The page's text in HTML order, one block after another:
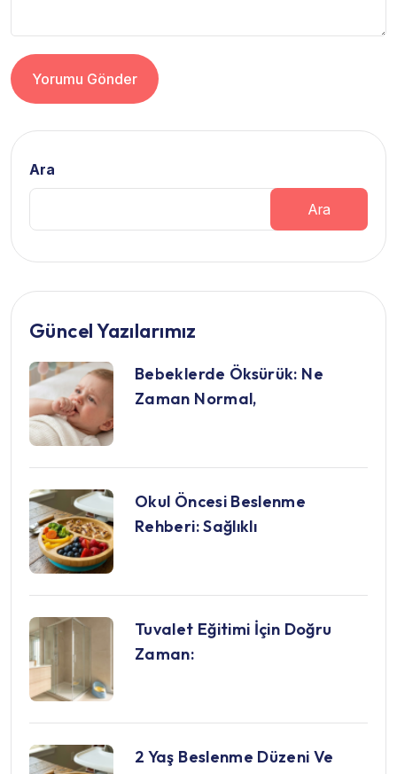
Yorumu Gönder
Ara
Ara
Güncel Yazılarımız
Bebeklerde Öksürük: Ne
Zaman Normal,
Okul Öncesi Beslenme
Rehberi: Sağlıklı
Tuvalet Eğitimi İçin Doğru
Zaman:
2 Yaş Beslenme Düzeni Ve